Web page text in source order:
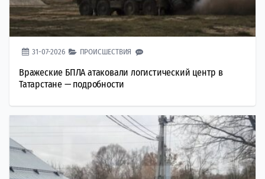
31-07-2026 ПРОИСШЕСТВИЯ
Вражеские БПЛА атаковали логистический центр в
Татарстане — подробности